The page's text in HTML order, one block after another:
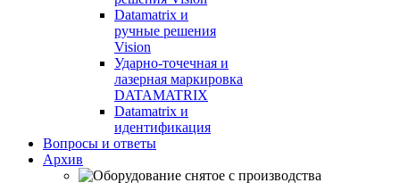
Datamatrix и
ручные решения
Vision
Ударно-точечная и
лазерная маркировка
DATAMATRIX
Datamatrix и
идентификация
Вопросы и ответы
Архив